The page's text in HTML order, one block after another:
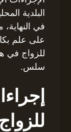
البلدية
في
على علم
للزواج في
سلس.
للزواج